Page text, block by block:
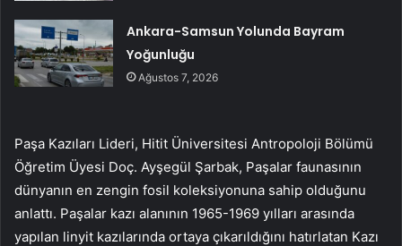
Ankara-Samsun Yolunda Bayram
Yoğunluğu
Ağustos 7, 2026
Paşa Kazıları Lideri, Hitit Üniversitesi Antropoloji Bölümü
Öğretim Üyesi Doç. Ayşegül Şarbak, Paşalar faunasının
dünyanın en zengin fosil koleksiyonuna sahip olduğunu
anlattı. Paşalar kazı alanının 1965-1969 yılları arasında
yapılan linyit kazılarında ortaya çıkarıldığını hatırlatan Kazı